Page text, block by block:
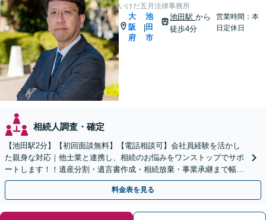
いけだ五月法律事務所
大
阪
府
|
池
田
市
池田駅から
徒歩4分
営業時間：本
日定休日
相続人調査・確定
【池田駅2分】【初回面談無料】【電話相談可】会社員経験を活かし
た親身な対応｜他士業と連携し、相続のお悩みをワンストップでサポ
ートします！！遺産分割・遺言書作成・相続放棄・事業承継まで幅広
く対応【休日・夜間対応可】
料金表を見る